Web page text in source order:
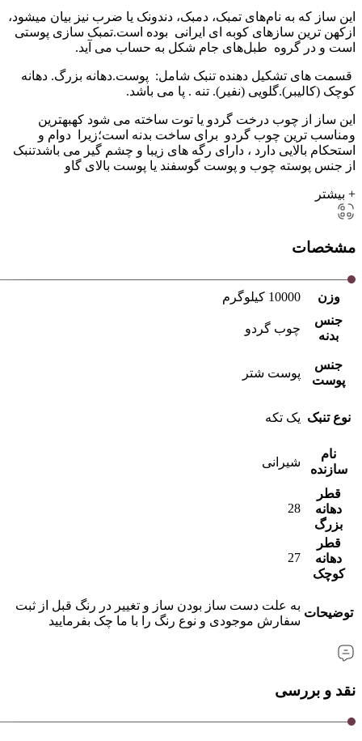
این ساز که به نام‌های تمبک، دمبک، دندونک یا ضرب نیز بیان میشود،
ازکهن ترین سازهای کوبه ای ایرانی بوده است.تمبک سازی پوستی
است و در گروه طبل‌های جام شکل به حساب می آید.
قسمت های تشکیل دهنده تنبک شامل: پوست.دهانه بزرگ. دهانه
کوچک (کالیبر).گلویی (نفیر). تنه . پا می باشد.
این ساز از چوب درخت گردو یا توت ساخته می شود کهبهترین
ومناسب ترین چوب گردو برای ساخت بدنه است؛زیرا دوام و
استحکام بالایی دارد ، دارای رگه های زیبا و چشم گیر می باشدتنبک
از جنس پوسته چوب و پوست گوسفند یا پوست بالای گاو
+ بیشتر
مشخصات
وزن
10000 کیلوگرم
جنس
بدنه
چوب گردو
جنس
پوست
پوست شتر
نوع تنبک یک تکه
نام
سازنده
شیرانی
قطر
دهانه
بزرگ
28
قطر
دهانه
کوچک
27
توضیحات
به علت دست ساز بودن ساز و تغییر در رنگ قبل از ثبت
سفارش موجودی و نوع رنگ را با ما چک بفرمایید
نقد و بررسی